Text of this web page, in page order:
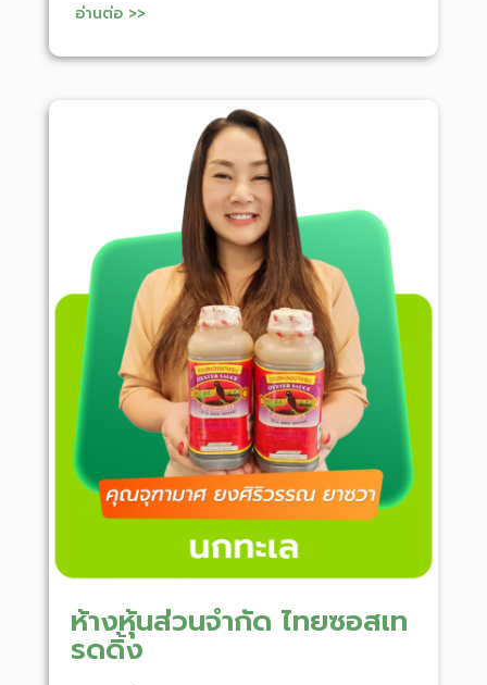
อ่านต่อ >>
ห้างหุ้นส่วนจำกัด ไทยซอสเท
รดดิ้ง